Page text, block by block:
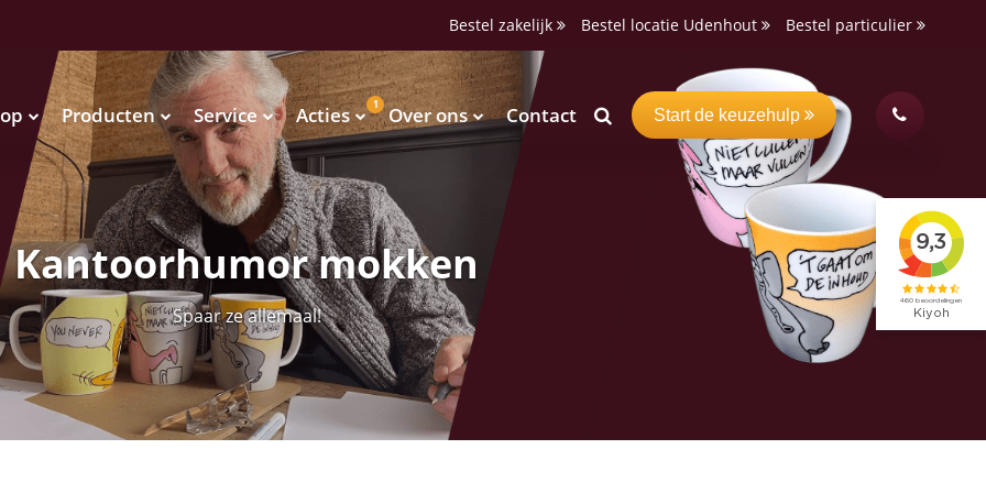
Bestel zakelijk Bestel locatie Udenhout Bestel particulier
1
Waterkoelers
Waterkoelers
Vendingmachines
Vendingmachines
Producten Service Acties Over ons Contact Start de keuzehulp
Kantoorhumor mokken
Spaar ze allemaal!